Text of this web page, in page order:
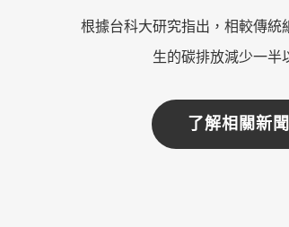
根據台科大研究指出，相較傳統
生的碳排放減少一半
了解相關新聞